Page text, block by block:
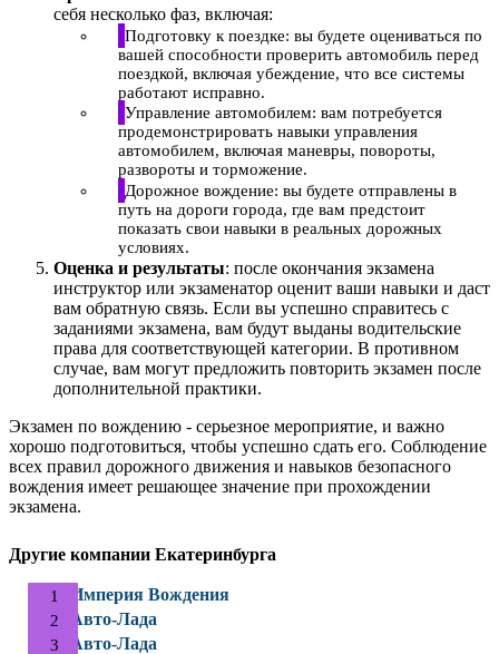
себя несколько фаз, включая:
Подготовку к поездке: вы будете оцениваться по
вашей способности проверить автомобиль перед
поездкой, включая убеждение, что все системы
работают исправно.
Управление автомобилем: вам потребуется
продемонстрировать навыки управления
автомобилем, включая маневры, повороты,
развороты и торможение.
Дорожное вождение: вы будете отправлены в
путь на дороги города, где вам предстоит
показать свои навыки в реальных дорожных
условиях.
Оценка и результаты: после окончания экзамена
инструктор или экзаменатор оценит ваши навыки и даст
вам обратную связь. Если вы успешно справитесь с
заданиями экзамена, вам будут выданы водительские
права для соответствующей категории. В противном
случае, вам могут предложить повторить экзамен после
дополнительной практики.
Экзамен по вождению - серьезное мероприятие, и важно
хорошо подготовиться, чтобы успешно сдать его. Соблюдение
всех правил дорожного движения и навыков безопасного
вождения имеет решающее значение при прохождении
экзамена.
Другие компании Екатеринбурга
Империя Вождения
Авто-Лада
Авто-Лада